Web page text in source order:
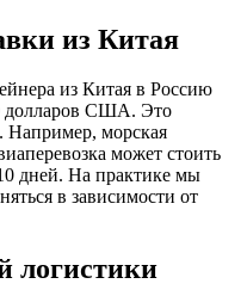
из Китая
из Китая в Россию
долларов США. Это
Например, морская
может стоить
дней. На практике мы
в зависимости от
логистики